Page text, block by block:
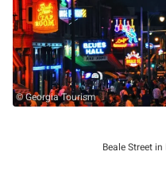
© Georgia Tourism
Beale Street